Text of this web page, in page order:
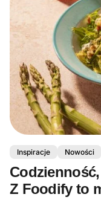
Inspiracje Nowości
Z Foodify to